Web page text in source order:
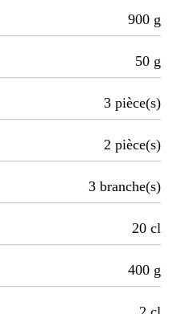
900 g
50 g
3 pièce(s)
2 pièce(s)
3 branche(s)
20 cl
400 g